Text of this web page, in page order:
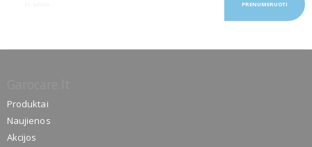
PRENUMERUOTI
Produktai
Naujienos
Akcijos